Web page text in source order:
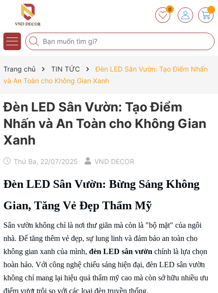
0
Trang chủ TIN TỨC
Đèn LED Sân Vườn: Tạo Điểm Nhấn
và An Toàn cho Không Gian Xanh
Đèn LED Sân Vườn: Tạo Điểm
Nhấn và An Toàn cho Không Gian
Xanh
Thứ Ba, 22/07/2025 VND DECOR
Đèn LED Sân Vườn: Bừng Sáng Không
Gian, Tăng Vẻ Đẹp Thẩm Mỹ
Sân vườn không chỉ là nơi thư giãn mà còn là "bộ mặt" của ngôi
nhà. Để tăng thêm vẻ đẹp, sự lung linh và đảm bảo an toàn cho
không gian xanh của mình, đèn LED sân vườn chính là lựa chọn
hoàn hảo. Với công nghệ chiếu sáng hiện đại, đèn LED sân vườn
không chỉ mang lại hiệu quả thẩm mỹ cao mà còn sở hữu nhiều ưu
điểm vượt trội so với các loại đèn truyền thống.